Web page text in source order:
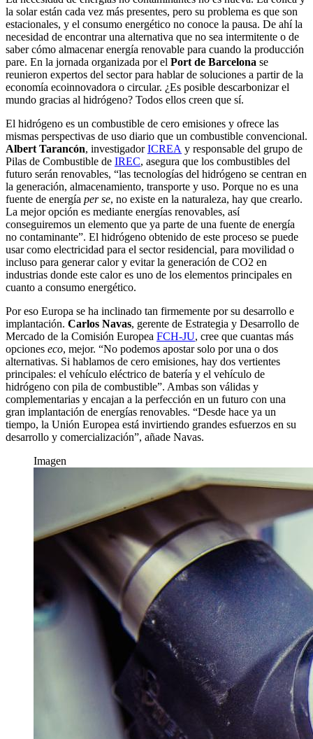
la solar están cada vez más presentes, pero su problema es que son
estacionales, y el consumo energético no conoce la pausa. De ahí la
necesidad de encontrar una alternativa que no sea intermitente o de
saber cómo almacenar energía renovable para cuando la producción
pare. En la jornada organizada por el Port de Barcelona se
reunieron expertos del sector para hablar de soluciones a partir de la
economía ecoinnovadora o circular. ¿Es posible descarbonizar el
mundo gracias al hidrógeno? Todos ellos creen que sí.
El hidrógeno es un combustible de cero emisiones y ofrece las
mismas perspectivas de uso diario que un combustible convencional.
Albert Tarancón, investigadorICREA y responsable del grupo de
Pilas de Combustible de IREC, asegura que los combustibles del
futuro serán renovables, “las tecnologías del hidrógeno se centran en
la generación, almacenamiento, transporte y uso. Porque no es una
fuente de energía per se, no existe en la naturaleza, hay que crearlo.
La mejor opción es mediante energías renovables, así
conseguiremos un elemento que ya parte de una fuente de energía
no contaminante”. El hidrógeno obtenido de este proceso se puede
usar como electricidad para el sector residencial, para movilidad o
incluso para generar calor y evitar la generación de CO2 en
industrias donde este calor es uno de los elementos principales en
cuanto a consumo energético.
Por eso Europa se ha inclinado tan firmemente por su desarrollo e
implantación. Carlos Navas, gerente de Estrategia y Desarrollo de
Mercado de la Comisión Europea FCH-JU, cree que cuantas más
opciones eco, mejor. “No podemos apostar solo por una o dos
alternativas. Si hablamos de cero emisiones, hay dos vertientes
principales: el vehículo eléctrico de batería y el vehículo de
hidrógeno con pila de combustible”. Ambas son válidas y
complementarias y encajan a la perfección en un futuro con una
gran implantación de energías renovables. “Desde hace ya un
tiempo, la Unión Europea está invirtiendo grandes esfuerzos en su
desarrollo y comercialización”, añade Navas.
Imagen